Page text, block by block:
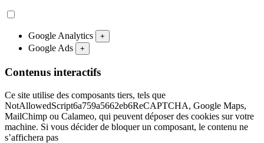
Google Analytics +
Google Ads +
Contenus interactifs
Ce site utilise des composants tiers, tels que
NotAllowedScript6a759a5662eb6ReCAPTCHA, Google Maps,
MailChimp ou Calameo, qui peuvent déposer des cookies sur votre
machine. Si vous décider de bloquer un composant, le contenu ne
s’affichera pas